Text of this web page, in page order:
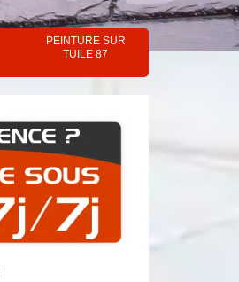
PEINTURE SUR
TUILE 87